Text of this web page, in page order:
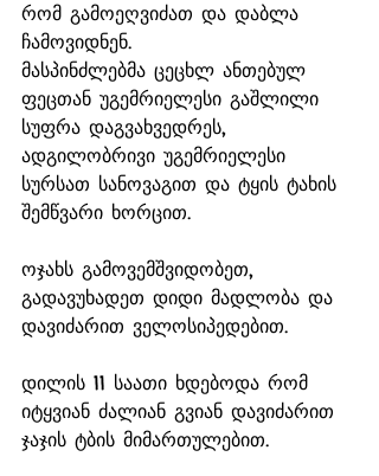
რომ გამოეღვიძათ და დაბლა
ჩამოვიდნენ.
მასპინძლებმა ცეცხლ ანთებულ
ფეცთან უგემრიელესი გაშლილი
სუფრა დაგვახვედრეს,
ადგილობრივი უგემრიელესი
სურსათ სანოვაგით და ტყის ტახის
შემწვარი ხორცით.
ოჯახს გამოვემშვიდობეთ,
გადავუხადეთ დიდი მადლობა და
დავიძარით ველოსიპედებით.
დილის 11 საათი ხდებოდა რომ
იტყვიან ძალიან გვიან დავიძარით
ჯაჯის ტბის მიმართულებით.